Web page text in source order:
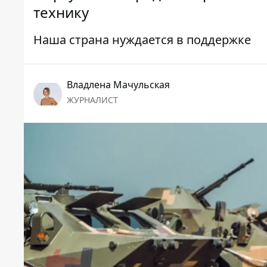
технику
Наша страна нуждается в поддержке
Владлена Мачульская
ЖУРНАЛИСТ